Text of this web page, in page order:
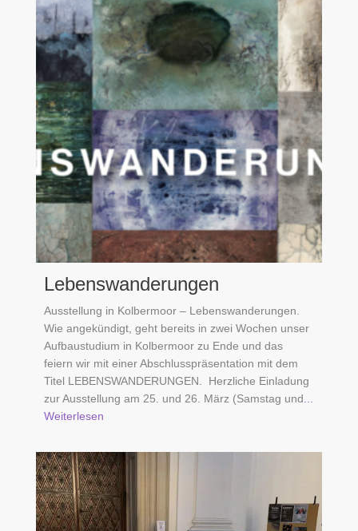
Lebenswanderungen
Ausstellung in Kolbermoor – Lebenswanderungen.
Wie angekündigt, geht bereits in zwei Wochen unser
Aufbaustudium in Kolbermoor zu Ende und das
feiern wir mit einer Abschlusspräsentation mit dem
Titel LEBENSWANDERUNGEN. Herzliche Einladung
zur Ausstellung am 25. und 26. März (Samstag und
Weiterlesen